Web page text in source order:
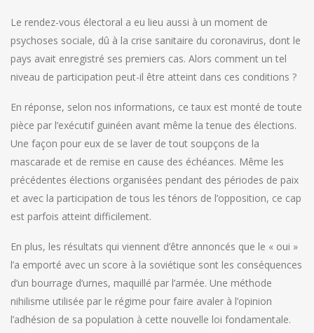
Le rendez-vous électoral a eu lieu aussi à un moment de
psychoses sociale, dû à la crise sanitaire du coronavirus, dont le
pays avait enregistré ses premiers cas. Alors comment un tel
niveau de participation peut-il être atteint dans ces conditions ?
En réponse, selon nos informations, ce taux est monté de toute
pièce par l’exécutif guinéen avant même la tenue des élections.
Une façon pour eux de se laver de tout soupçons de la
mascarade et de remise en cause des échéances. Même les
précédentes élections organisées pendant des périodes de paix
et avec la participation de tous les ténors de l’opposition, ce cap
est parfois atteint difficilement.
En plus, les résultats qui viennent d’être annoncés que le « oui »
l’a emporté avec un score à la soviétique sont les conséquences
d’un bourrage d’urnes, maquillé par l’armée. Une méthode
nihilisme utilisée par le régime pour faire avaler à l’opinion
l’adhésion de sa population à cette nouvelle loi fondamentale.